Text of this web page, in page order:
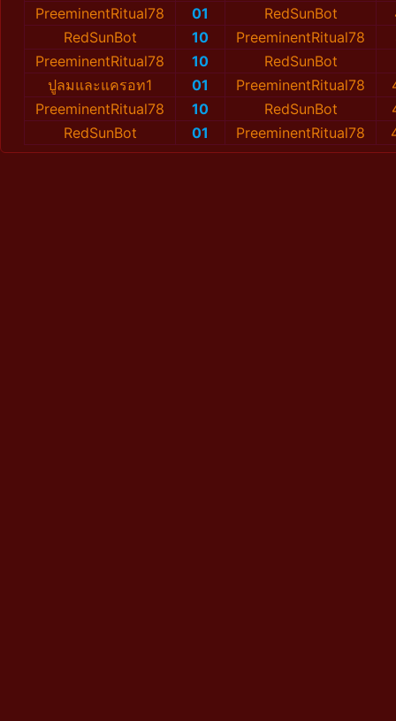
PreeminentRitual78
01 RedSunBot
RedSunBot
10 PreeminentRitual78
PreeminentRitual78
10
RedSunBot
ปูลมและแครอท1
01 PreeminentRitual78
PreeminentRitual78
10 RedSunBot
RedSunBot
01 PreeminentRitual78